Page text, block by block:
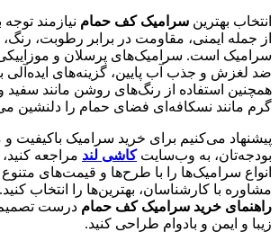
انتخاب بهترین سرامیک کف حمام نیازمند
از جمله ایمنی، مقاومت در برابر رطوبت، رنگ،
سرامیک است. سرامیک‌های پرسلان و
ضد لغزش و جذب آب پایین، گزینه‌های ایده‌آلی
همچنین استفاده از رنگ‌های روشن مانند سفید
گرم مانند نسکافه‌ای فضای حمام را دلنشین
پیشنهاد می‌کنیم برای خرید سرامیک باکیفیت و
بودجه‌تان، به وب‌سایتکاشی لند مراجعه
انواع سرامیک‌ها را با طرح‌ها و قیمت‌های
مشاوره با کارشناسان، بهترین‌ها را انتخاب
راهنمای خرید سرامیک کف حمام درست تصمیم
زیبا و ایمن و بادوام طراحی کنید.